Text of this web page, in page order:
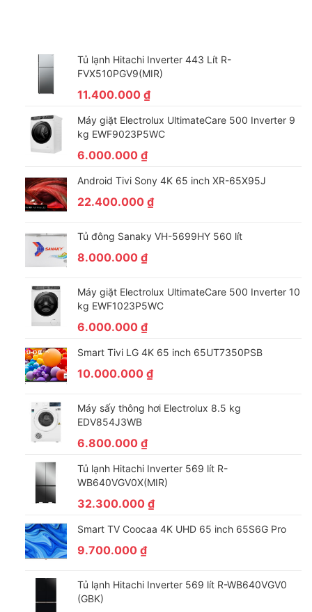
gas R600A thường có hiệu quả làm lạnh cao, tính năng giữ lạnh
lâu và tiết kiệm điện hơn so với các loại gas khác.
Khóa bảo vệ an toàn
Tủ mát Sumikura có khóa tủ ở phía trên cùng an toàn, tránh trẻ
nhỏ nghịch ngơm, ảnh hưởng tới thực phẩm được bảo quản
bên trong tủ.
Tủ lạnh Hitachi Inverter 443 Lít R-
FVX510PGV9(MIR)
11.400.000 ₫
Máy giặt Electrolux UltimateCare 500 Inverter 9
kg EWF9023P5WC
6.000.000 ₫
Android Tivi Sony 4K 65 inch XR-65X95J
22.400.000 ₫
Tủ đông Sanaky VH-5699HY 560 lít
8.000.000 ₫
Máy giặt Electrolux UltimateCare 500 Inverter 10
kg EWF1023P5WC
6.000.000 ₫
Smart Tivi LG 4K 65 inch 65UT7350PSB
10.000.000 ₫
Máy sấy thông hơi Electrolux 8.5 kg
EDV854J3WB
6.800.000 ₫
Tủ lạnh Hitachi Inverter 569 lít R-
WB640VGV0X(MIR)
32.300.000 ₫
Smart TV Coocaa 4K UHD 65 inch 65S6G Pro
9.700.000 ₫
Tủ lạnh Hitachi Inverter 569 lít R-WB640VGV0
(GBK)